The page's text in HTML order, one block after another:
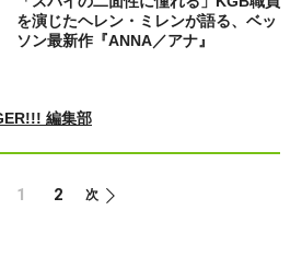
を演じたヘレン・ミレンが語る、ベッ
ソン最新作『ANNA／アナ』
編集部
1 2 次